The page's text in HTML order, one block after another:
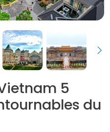
5
du